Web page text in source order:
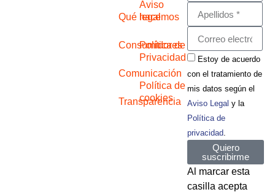
Qué hacemos
Consumidores
Comunicación
Transparencia
Aviso
legal
Política de
Privacidad
Política de
cookies
Estoy de acuerdo
con el tratamiento de
mis datos según el
Aviso Legal y la
Política de
privacidad
Quiero
suscribirme
Al marcar esta
casilla acepta